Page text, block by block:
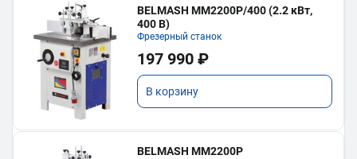
BELMASH MM2200P/400 (2.2 кВт,
400 В)
Фрезерный станок
197 990 ₽
В корзину
BELMASH MM2200P